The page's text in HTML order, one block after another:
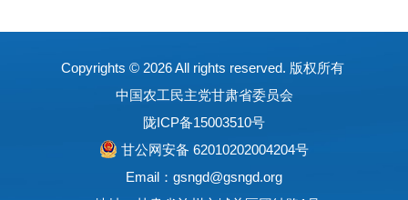
Copyrights © 2026 All rights reserved. 版权所有
中国农工民主党甘肃省委员会
陇ICP备15003510号
甘公网安备 62010202004204号
Email：gsngd@gsngd.org